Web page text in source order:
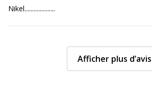
Nikel....................
Afficher plus d’avis